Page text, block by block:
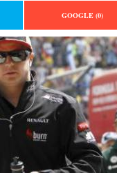
GOOGLE(0)